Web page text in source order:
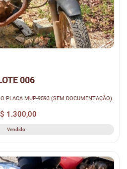
006
PLACA MUP-9593 (SEM DOCUMENTAÇÃO).
1.300,00
Vendido